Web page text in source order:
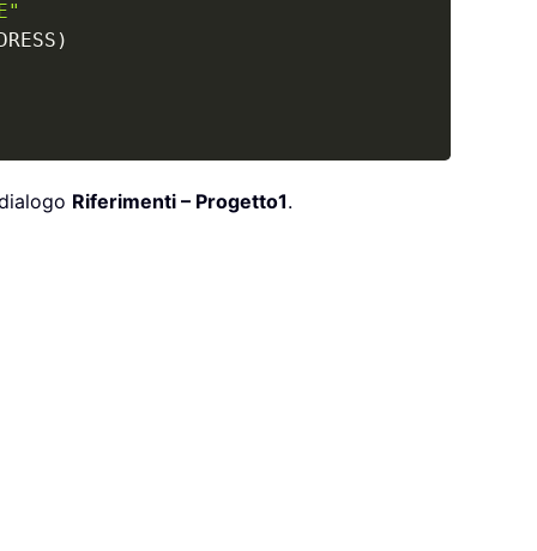
)
Riferimenti – Progetto1.